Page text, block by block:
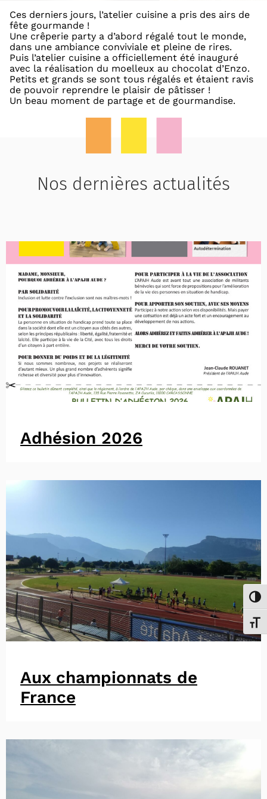
Ces derniers jours, l’atelier cuisine a pris des airs de
fête gourmande !
Une crêperie party a d’abord régalé tout le monde,
dans une ambiance conviviale et pleine de rires.
Puis l’atelier cuisine a officiellement été inauguré
avec la réalisation du moelleux au chocolat d’Enzo.
Petits et grands se sont tous régalés et étaient ravis
de pouvoir reprendre le plaisir de pâtisser !
Un beau moment de partage et de gourmandise.
Nos dernières actualités
Adhésion 2026
Aux championnats de
France